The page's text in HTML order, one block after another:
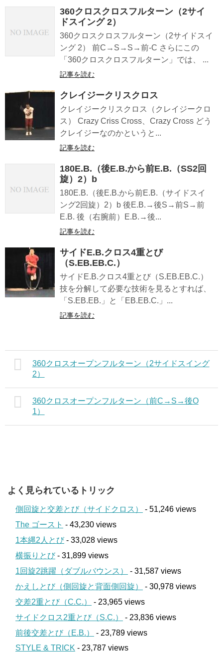
360クロスクロスフルターン（2サイ
ドスイング 2）
360クロスクロスフルターン（2サイドスイ
ング 2） 前C→S→S→前-C さらにこの
「360クロスクロスフルターン」では、 ...
記事を読む
クレイジークリスクロス
クレイジークリスクロス（クレイジークロ
ス） Crazy Criss Cross、Crazy Cross どう
クレイジーなのかというと...
記事を読む
180E.B.（後E.B.から前E.B.（SS2回
旋）2）b
180E.B.（後E.B.から前E.B.（サイドスイ
ング2回旋）2）b 後E.B.→後S→前S→前
E.B. 後（右腕前）E.B.→後...
記事を読む
サイドE.B.クロス4重とび
（S.EB.EB.C.）
サイドE.B.クロス4重とび（S.EB.EB.C.）
技を分解して必要な技術を見るとすれば、
「S.EB.EB.」と「EB.EB.C.」...
記事を読む
360クロスオープンフルターン（2サイドスイング
2）
360クロスオープンフルターン（前C→S→後O
1）
よく見られているトリック
側回旋と交差とび（サイドクロス）
- 51,246 views
The ゴースト - 43,230 views
1本縄2人とび- 33,028 views
横振りとび- 31,899 views
1回旋2跳躍（ダブルバウンス）
- 31,587 views
かえしとび（側回旋と背面側回旋）
- 30,978 views
交差2重とび（C.C.）
- 23,965 views
サイドクロス2重とび（S.C.）
- 23,836 views
前後交差とび（E.B.）
- 23,789 views
STYLE & TRICK - 23,787 views